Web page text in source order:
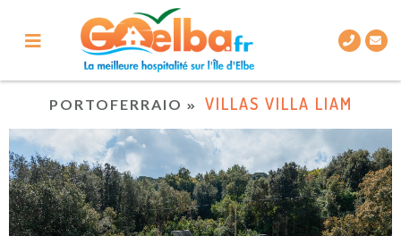
PORTOFERRAIO VILLAS VILLA LIAM